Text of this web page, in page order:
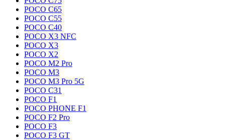
POCO C65
POCO C55
POCO C40
POCO X3 NFC
POCO X3
POCO X2
POCO M2 Pro
POCO M3
POCO M3 Pro 5G
POCO C31
POCO F1
POCO PHONE F1
POCO F2 Pro
POCO F3
POCO F3 GT